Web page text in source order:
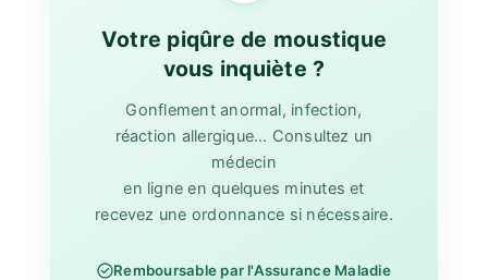
Votre piqûre de moustique
vous inquiète ?
Gonflement anormal, infection,
réaction allergique… Consultez un
médecin
en ligne en quelques minutes et
recevez une ordonnance si nécessaire.
Remboursable par l'Assurance Maladie